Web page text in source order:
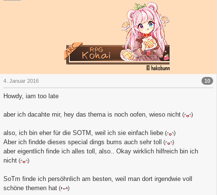
10
4. Januar 2016
Howdy, iam too late
aber ich dacahte mir, hey das thema is noch oofen, wieso nicht
also, ich bin eher für die SOTM, weil ich sie einfach liebe
Aber ich findde dieses special dings bums auch sehr toll
aber eigentlich finde ich alles toll, also.. Okay wirklich hilfreich bin ich
nicht
SoTm finde ich persöhnlich am besten, weil man dort irgendwie voll
schöne themen hat